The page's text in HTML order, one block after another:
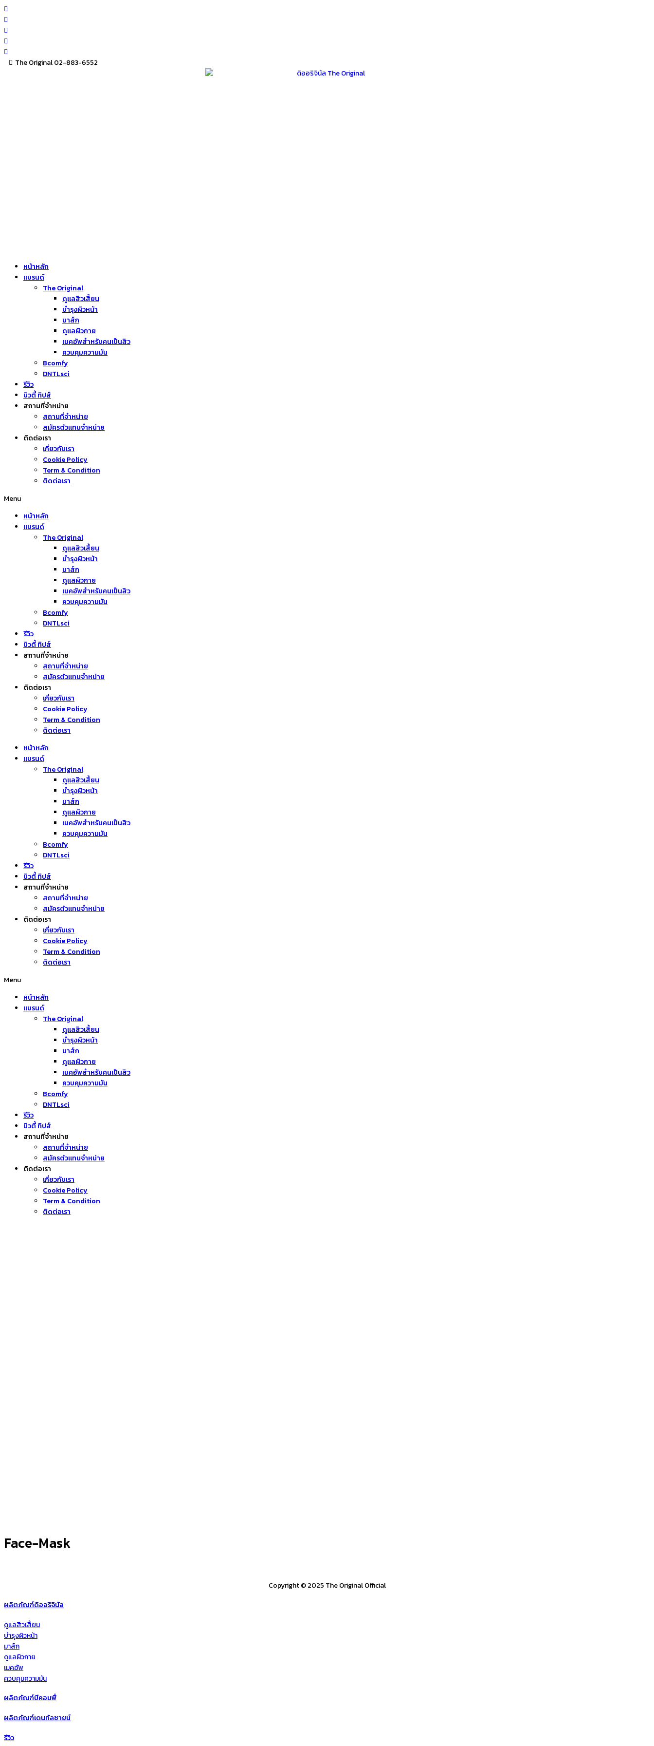
Skip
to
content
The Original 02-883-6552
หน้าหลัก
แบรนด์
The Original
ดูแลสิวเสี้ยน
บำรุงผิวหน้า
มาส์ก
ดูแลผิวกาย
เมคอัพสำหรับคนเป็นสิว
ควบคุมความมัน
Bcomfy
DNTLsci
รีวิว
บิวตี้ ทิปส์
สถานที่จำหน่าย
สถานที่จำหน่าย
สมัครตัวแทนจำหน่าย
ติดต่อเรา
เกี่ยวกับเรา
Cookie Policy
Term & Condition
ติดต่อเรา
Menu
หน้าหลัก
แบรนด์
The Original
ดูแลสิวเสี้ยน
บำรุงผิวหน้า
มาส์ก
ดูแลผิวกาย
เมคอัพสำหรับคนเป็นสิว
ควบคุมความมัน
Bcomfy
DNTLsci
รีวิว
บิวตี้ ทิปส์
สถานที่จำหน่าย
สถานที่จำหน่าย
สมัครตัวแทนจำหน่าย
ติดต่อเรา
เกี่ยวกับเรา
Cookie Policy
Term & Condition
ติดต่อเรา
หน้าหลัก
แบรนด์
The Original
ดูแลสิวเสี้ยน
บำรุงผิวหน้า
มาส์ก
ดูแลผิวกาย
เมคอัพสำหรับคนเป็นสิว
ควบคุมความมัน
Bcomfy
DNTLsci
รีวิว
บิวตี้ ทิปส์
สถานที่จำหน่าย
สถานที่จำหน่าย
สมัครตัวแทนจำหน่าย
ติดต่อเรา
เกี่ยวกับเรา
Cookie Policy
Term & Condition
ติดต่อเรา
Menu
หน้าหลัก
แบรนด์
The Original
ดูแลสิวเสี้ยน
บำรุงผิวหน้า
มาส์ก
ดูแลผิวกาย
เมคอัพสำหรับคนเป็นสิว
ควบคุมความมัน
Bcomfy
DNTLsci
รีวิว
บิวตี้ ทิปส์
สถานที่จำหน่าย
สถานที่จำหน่าย
สมัครตัวแทนจำหน่าย
ติดต่อเรา
เกี่ยวกับเรา
Cookie Policy
Term & Condition
ติดต่อเรา
Face-Mask
Copyright © 2025 The Original Official
ผลิตภัณฑ์ดิออริจินัล
ดูแลสิวเสี้ยน
บำรุงผิวหน้า
มาส์ก
ดูแลผิวกาย
เมคอัพ
ควบคุมความมัน
ผลิตภัณฑ์บีคอมฟี่
ผลิตภัณฑ์เดนทัลซายน์
รีวิว